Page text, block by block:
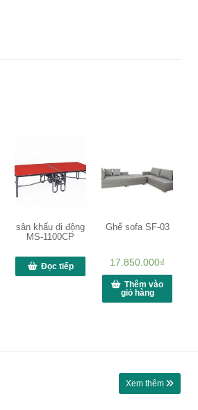
sân khấu di động
MS-1100CP
Đọc tiếp
Ghế sofa SF-03
17.850.000₫
Thêm vào
giỏ hàng
Xem thêm